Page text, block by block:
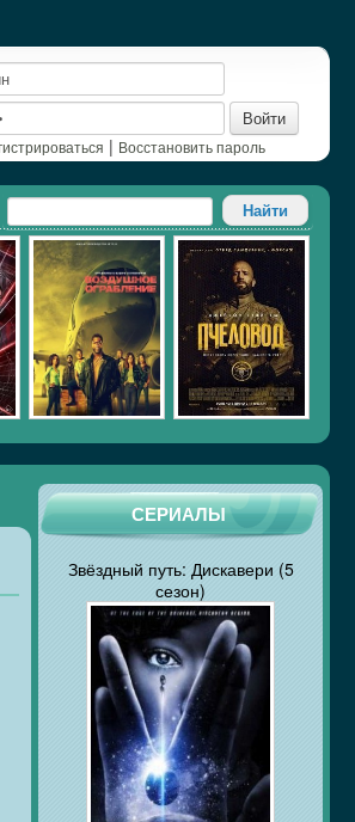
Войти
| Восстановить пароль
СЕРИАЛЫ
Звёздный путь: Дискавери (5
сезон)